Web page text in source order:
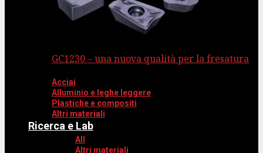
GC1230 – una nuova qualità per la fresatura
Acciai
Alluminio e leghe leggere
Plastiche e compositi
Altri materiali
Ricerca e Lab
All
Altri materiali